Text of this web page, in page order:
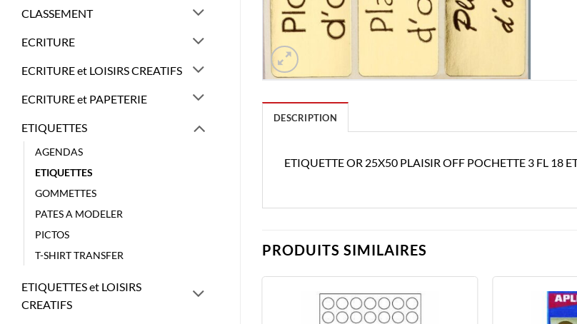
CLASSEMENT
ECRITURE
ECRITURE et LOISIRS CREATIFS
ECRITURE et PAPETERIE
ETIQUETTES
AGENDAS
ETIQUETTES
GOMMETTES
PATES A MODELER
PICTOS
T-SHIRT TRANSFER
ETIQUETTES et LOISIRS
CREATIFS
DESCRIPTION
ETIQUETTE OR 25X50 PLAISIR OFF POCHETTE 3 FL 18
PRODUITS SIMILAIRES